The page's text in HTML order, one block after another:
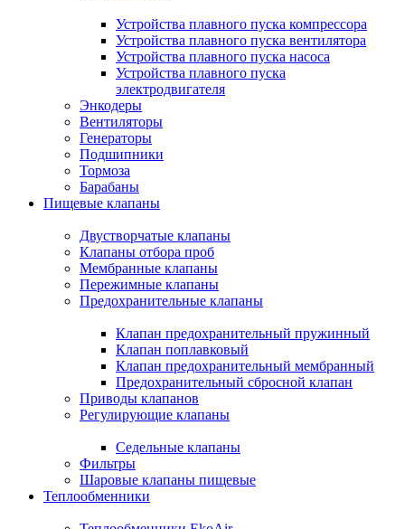
Устройства плавного пуска компрессора
Устройства плавного пуска вентилятора
Устройства плавного пуска насоса
Устройства плавного пуска
электродвигателя
Энкодеры
Вентиляторы
Генераторы
Подшипники
Тормоза
Барабаны
Пищевые клапаны
Двустворчатые клапаны
Клапаны отбора проб
Мембранные клапаны
Пережимные клапаны
Предохранительные клапаны
Клапан предохранительный пружинный
Клапан поплавковый
Клапан предохранительный мембранный
Предохранительный сбросной клапан
Приводы клапанов
Регулирующие клапаны
Седельные клапаны
Фильтры
Шаровые клапаны пищевые
Теплообменники